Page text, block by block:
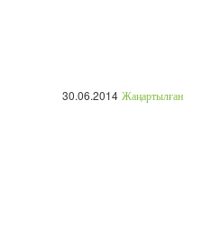
30.06.2014 Жаңартылған